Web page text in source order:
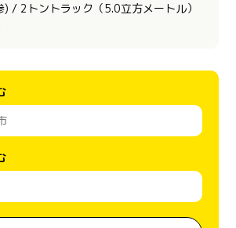
/ 2トントラック（5.0立方メートル）